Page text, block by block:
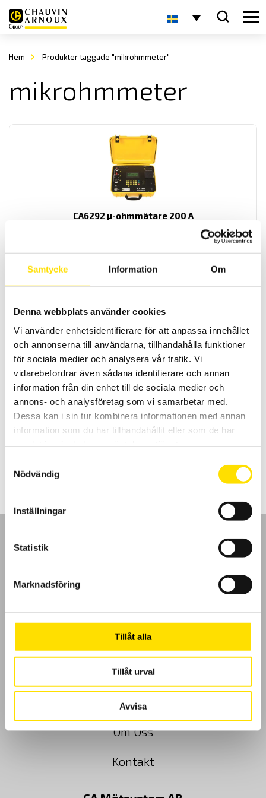
Samtycke Information Om
Denna webbplats använder cookies
Vi använder enhetsidentifierare för att anpassa innehållet
och annonserna till användarna, tillhandahålla funktioner
för sociala medier och analysera vår trafik. Vi
vidarebefordrar även sådana identifierare och annan
information från din enhet till de sociala medier och
annons- och analysföretag som vi samarbetar med.
Dessa kan i sin tur kombinera informationen med annan
information som du har tillhandahållit eller som de har
Nödvändig
Inställningar
Statistik
Marknadsföring
Tillåt alla
Tillåt urval
Avvisa
Hem Produkter taggade "mikrohmmeter"
mikrohmmeter
CA6292 µ-ohmmätare 200 A
200 A µ-ohm mätare för industribruk med upp till 0,1 µΩ upplösning.
130,900.00kr LÄS MER
CA6240 & CA6255 µ-ohm mätare
Noggranna µ-ohm mätare för fält- och industribruk med upp till 0,1
µΩ upplösning och 10A kontinuerlig ström. CA6255 har även
temperaturkompensering med yttre temperaturgivare som
tillbehör.
Köpvillkor
Cookies
Klagomål
Kundundersökning
Om Oss
Kontakt